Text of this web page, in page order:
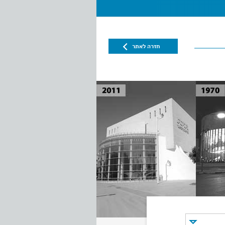
חזרה לאתר